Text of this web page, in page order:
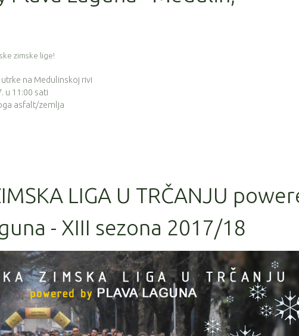
zimske lige!
na Medulinskoj rivi
u 11:00 sati
asfalt/zemlja
LIGA U TRČANJU
- XIII sezona 2017/18